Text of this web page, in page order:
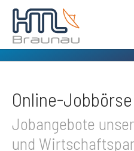
Online-Jobbörse
Jobangebote
und